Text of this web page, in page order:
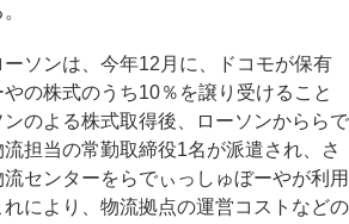
ソンは、今年12月に、ドコモが保有
の株式のうち10％を譲り受けること
のよる株式取得後、ローソンかららで
担当の常勤取締役1名が派遣され、さ
センターをらでぃっしゅぼーやが利用
により、物流拠点の運営コストなどの